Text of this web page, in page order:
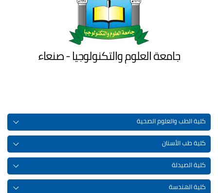
جامعة العلوم والتكنولوجيا - صنعاء
كلية الطب والعلوم الصحية
كلية طب الأسنان
كلية الصيدلة
كلية الهندسة